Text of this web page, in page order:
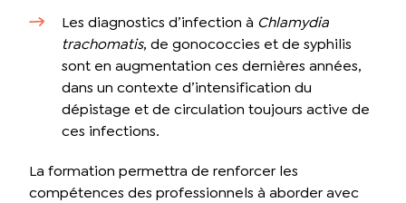
Les diagnostics d’infection à Chlamydia
trachomatis, de gonococcies et de syphilis
sont en augmentation ces dernières années,
dans un contexte d’intensification du
dépistage et de circulation toujours active de
ces infections.
La formation permettra de renforcer les
compétences des professionnels à aborder avec